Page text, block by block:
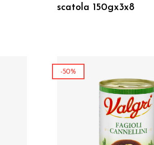
scatola 150gx3x8
-50%